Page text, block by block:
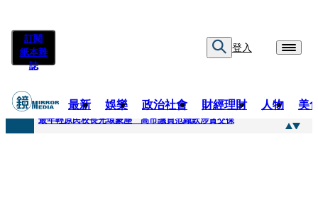
訂閱
紙本雜
誌
登入
最新 娛樂 政治社會 財經理財 人物 美
快訊
最年輕原民校長光環蒙塵 高市議員范織欽涉貪交保